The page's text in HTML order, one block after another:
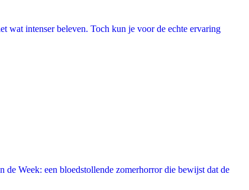
wat intenser beleven. Toch kun je voor de echte ervaring
Week: een bloedstollende zomerhorror die bewijst dat de